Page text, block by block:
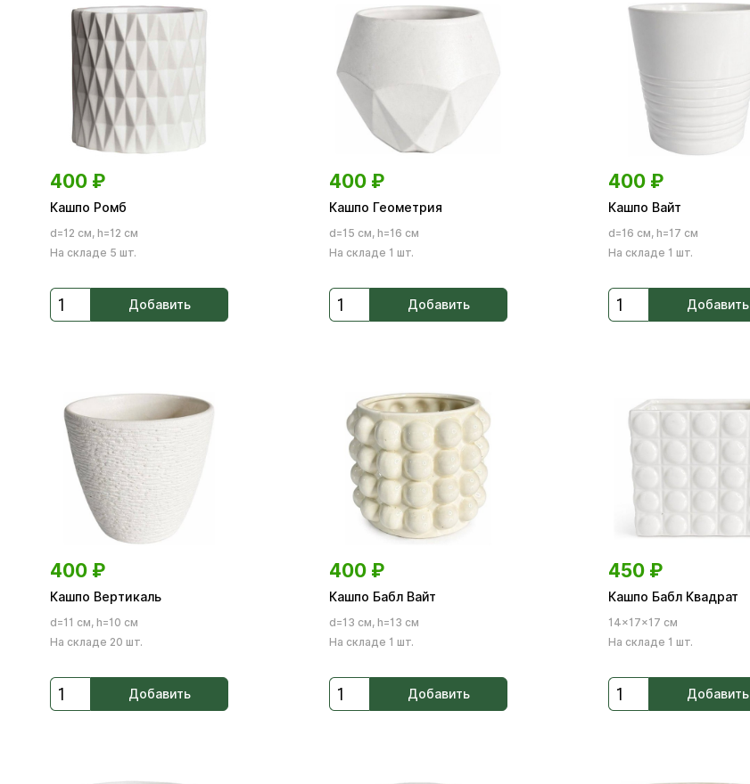
400 ₽
Кашпо Ромб
d=12 см, h=12 см
На складе 5 шт.
Добавить
400 ₽
Кашпо Геометрия
d=15 см, h=16 см
На складе 1 шт.
Добавить
400 ₽
Кашпо Вайт
d=16 см, h=17 см
На складе 1 шт.
Добавить
400 ₽
Кашпо Вертикаль
d=11 см, h=10 см
На складе 20 шт.
Добавить
400 ₽
Кашпо Бабл Вайт
d=13 см, h=13 см
На складе 1 шт.
Добавить
450 ₽
Кашпо Бабл Квадрат
14×17×17 см
На складе 1 шт.
Добавить